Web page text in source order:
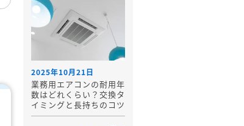
2025年10月21日
業務用エアコンの耐用年
数はどれくらい？交換タ
イミングと長持ちのコツ